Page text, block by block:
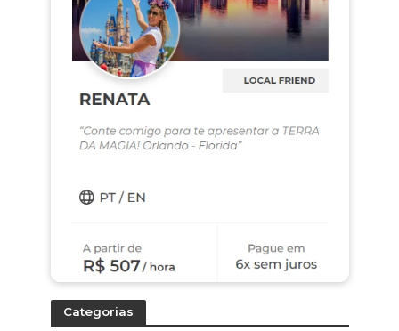
Categorias